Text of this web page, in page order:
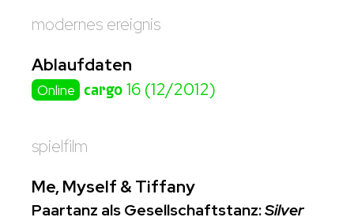
modernes ereignis
Ablaufdaten
Online cargo 16 (12/2012)
spielfilm
Me, Myself & Tiffany
Paartanz als Gesellschaftstanz:Silver